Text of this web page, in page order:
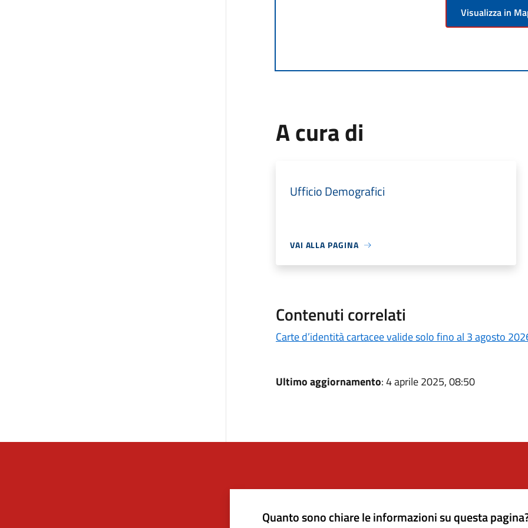
Visualizza in
A cura di
Ufficio Demografici
VAI ALLA PAGINA
Contenuti correlati
Carte d’identità cartacee valide solo fino al 3 agosto
Ultimo aggiornamento: 4 aprile 2025, 08:50
Quanto sono chiare le informazioni su questa